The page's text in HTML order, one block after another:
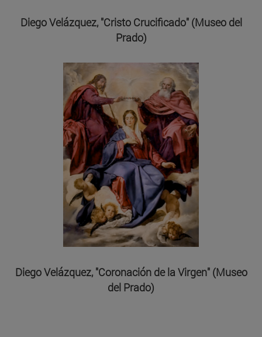
Diego Velázquez, "Cristo Crucificado" (Museo del
Prado)
Diego Velázquez, "Coronación de la Virgen" (Museo
del Prado)